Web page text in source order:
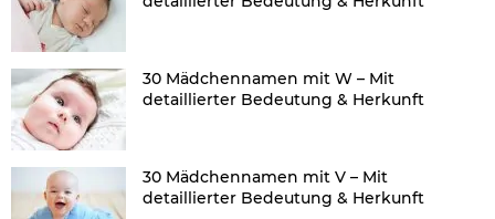
30 Mädchennamen mit W – Mit
detaillierter Bedeutung & Herkunft
30 Mädchennamen mit V – Mit
detaillierter Bedeutung & Herkunft